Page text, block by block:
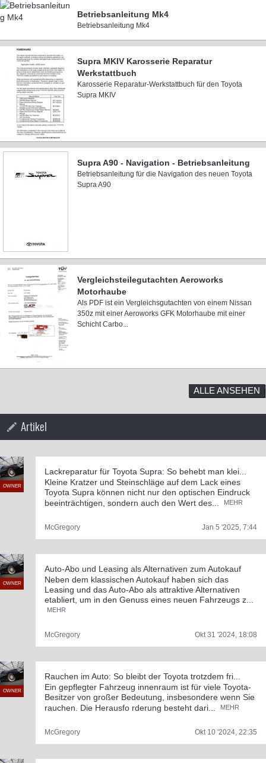
Betriebsanleitung Mk4
Betriebsanleitung Mk4
Supra MKIV Karosserie Reparatur
Werkstattbuch
Karosserie Reparatur-Werkstattbuch für den Toyota
Supra MKIV
Supra A90 - Navigation - Betriebsanleitung
Betriebsanleitung für die Navigation des neuen Toyota
Supra A90
Vergleichsteilegutachten Aeroworks
Motorhaube
Als PDF ist ein Vergleichsgutachten von einem Nissan
350z mit einer Aeroworks GFK Motorhaube mit einer
Schicht Carbo...
ALLE ANSEHEN
Artikel
OWNER
Lackreparatur für Toyota Supra: So behebt man klei...
Kleine Kratzer und Steinschläge auf dem Lack eines
Toyota Supra können nicht nur den optischen Eindruck
beeinträchtigen, sondern auch den Wert des...
MEHR
McGregory Jan 5 '2025, 7:44
OWNER
Auto-Abo und Leasing als Alternativen zum Autokauf
Neben dem klassischen Autokauf haben sich das
Leasing und das Auto-Abo als attraktive Alternativen
etabliert, um in den Genuss eines neuen Fahrzeugs z...
MEHR
McGregory Okt 31 '2024, 18:08
OWNER
Rauchen im Auto: So bleibt der Toyota trotzdem fri...
Ein gepflegter Fahrzeug innenraum ist für viele Toyota-
Besitzer von großer Bedeutung, insbesondere wenn Sie
rauchen. Die Herausfo rderung besteht dari...
MEHR
McGregory Okt 10 '2024, 22:35